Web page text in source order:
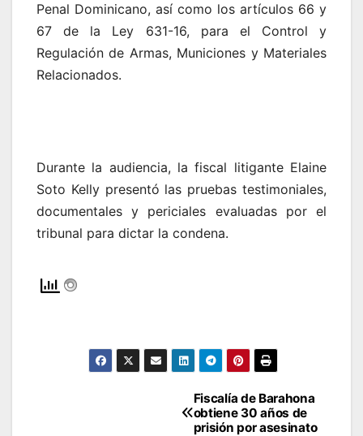
Penal Dominicano, así como los artículos 66 y
67 de la Ley 631-16, para el Control y
Regulación de Armas, Municiones y Materiales
Relacionados.
Durante la audiencia, la fiscal litigante Elaine
Soto Kelly presentó las pruebas testimoniales,
documentales y periciales evaluadas por el
tribunal para dictar la condena.
Fiscalía de Barahona
obtiene 30 años de
prisión por asesinato